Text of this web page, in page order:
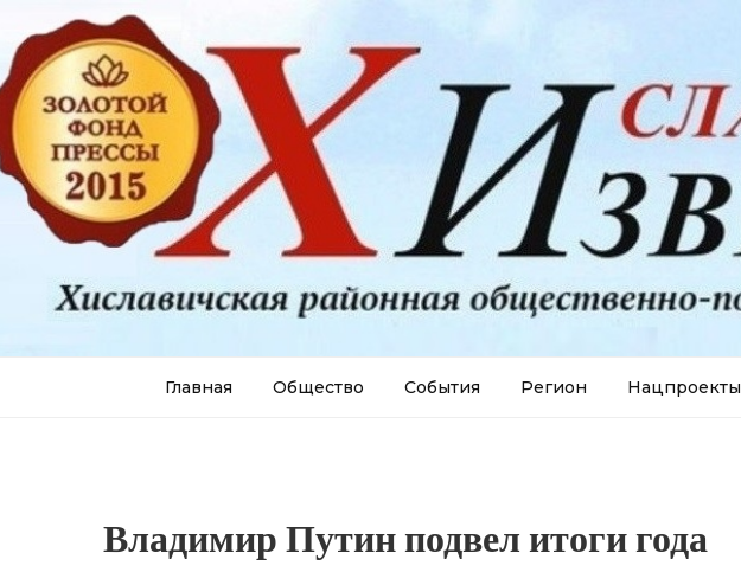
Главная Общество События Регион Нацпроекты
Владимир Путин подвел итоги года